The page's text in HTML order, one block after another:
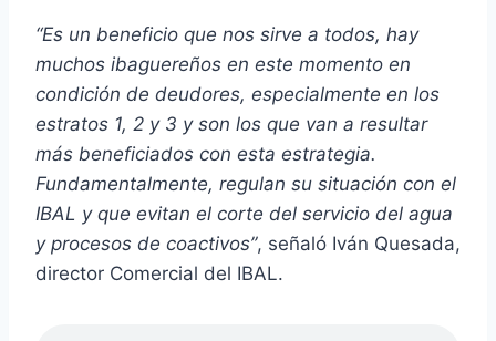
“Es un beneficio que nos sirve a todos, hay
muchos ibaguereños en este momento en
condición de deudores, especialmente en los
estratos 1, 2 y 3 y son los que van a resultar
más beneficiados con esta estrategia.
Fundamentalmente, regulan su situación con el
IBAL y que evitan el corte del servicio del agua
y procesos de coactivos”, señaló Iván Quesada,
director Comercial del IBAL.